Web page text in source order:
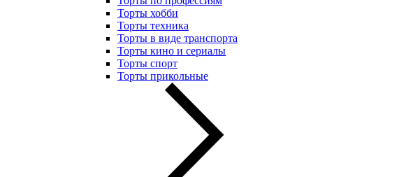
Торты хобби
Торты техника
Торты в виде транспорта
Торты кино и сериалы
Торты спорт
Торты прикольные